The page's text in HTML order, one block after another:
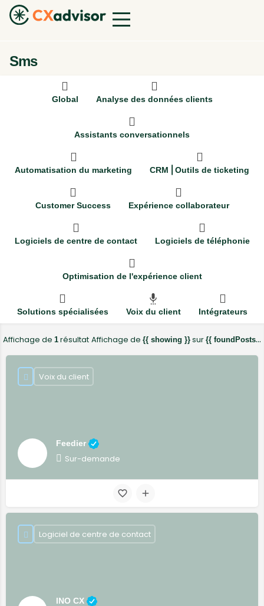
Sms
Global Analyse des données clients
Assistants conversationnels
Automatisation du marketing CRM ⎜Outils de ticketing
Customer Success Expérience collaborateur
Logiciels de centre de contact Logiciels de téléphonie
Optimisation de l'expérience client
Solutions spécialisées Voix du client Intégrateurs
Affichage de 1 résultat Affichage de {{ showing }} sur {{ foundPosts }}
Feedier
Sur-demande
Voix du client
INO CX
Logiciel de centre de contact